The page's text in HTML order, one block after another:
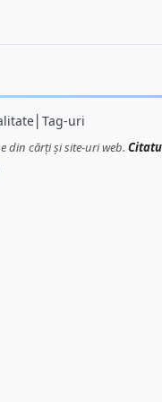
│ Tag-uri
din cărți și site-uri web.